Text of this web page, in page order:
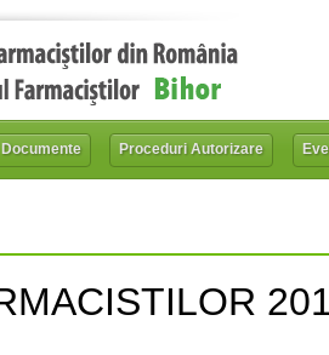
Documente Proceduri Autorizare